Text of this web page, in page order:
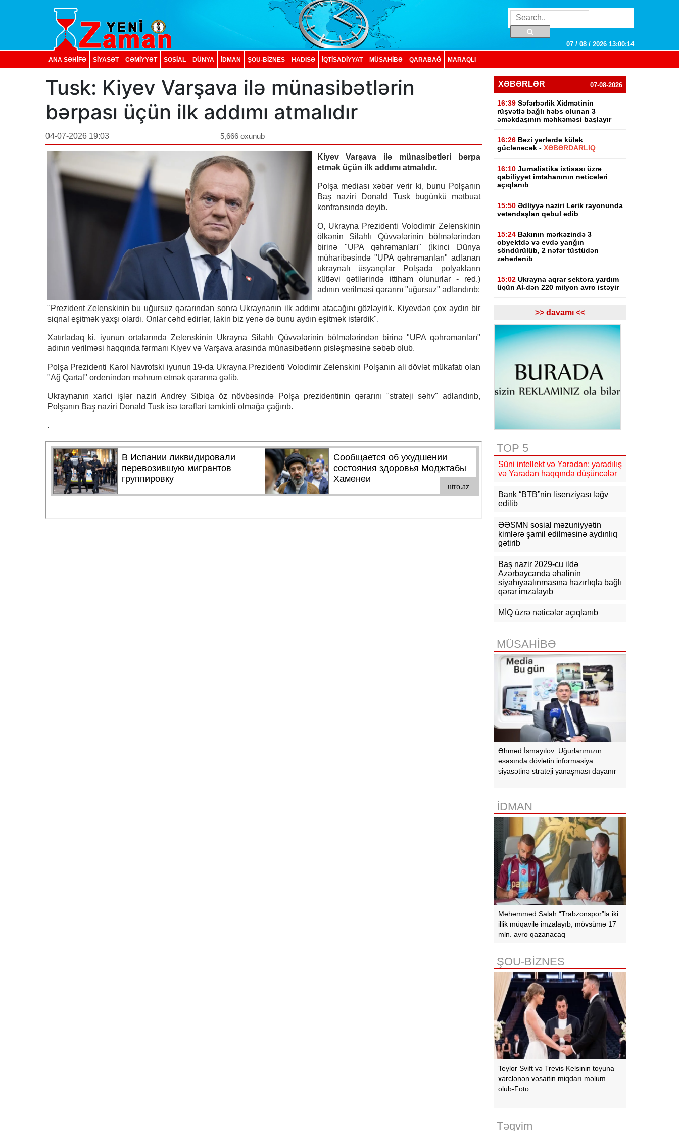
07 / 08 / 2026 13:00:15
ANA SƏHİFƏ SİYASƏT CƏMİYYƏT SOSIAL DÜNYA İDMAN ŞOU-BİZNES HADISƏ İQTISADIYYAT MÜSAHİBƏ QARABAĞ MARAQLI
Tusk: Kiyev Varşava ilə münasibətlərin
bərpası üçün ilk addımı atmalıdır
04-07-2026 19:03 5,666 oxunub
Kiyev Varşava ilə münasibətləri bərpa
etmək üçün ilk addımı atmalıdır.
Polşa mediası xəbər verir ki, bunu Polşanın
Baş naziri Donald Tusk bugünkü mətbuat
konfransında deyib.
O, Ukrayna Prezidenti Volodimir Zelenskinin
ölkənin Silahlı Qüvvələrinin bölmələrindən
birinə "UPA qəhrəmanları" (İkinci Dünya
müharibəsində "UPA qəhrəmanları" adlanan
ukraynalı üsyançılar Polşada polyakların
kütləvi qətllərində ittiham olunurlar - red.)
adının verilməsi qərarını "uğursuz" adlandırıb:
"Prezident Zelenskinin bu uğursuz qərarından sonra Ukraynanın ilk addımı atacağını gözləyirik. Kiyevdən çox aydın bir
siqnal eşitmək yaxşı olardı. Onlar cəhd edirlər, lakin biz yenə də bunu aydın eşitmək istərdik".
Xatırladaq ki, iyunun ortalarında Zelenskinin Ukrayna Silahlı Qüvvələrinin bölmələrindən birinə "UPA qəhrəmanları"
adının verilməsi haqqında fərmanı Kiyev və Varşava arasında münasibətlərın pisləşməsinə səbəb olub.
Polşa Prezidenti Karol Navrotski iyunun 19-da Ukrayna Prezidenti Volodimir Zelenskini Polşanın ali dövlət mükafatı olan
"Ağ Qartal" ordenindən məhrum etmək qərarına gəlib.
Ukraynanın xarici işlər naziri Andrey Sibiqa öz növbəsində Polşa prezidentinin qərarını "strateji səhv" adlandırıb,
Polşanın Baş naziri Donald Tusk isə tərəfləri təmkinli olmağa çağırıb.
.
XƏBƏRLƏR 07-08-2026
16:39 Səfərbərlik Xidmətinin
rüşvətlə bağlı həbs olunan 3
əməkdaşının məhkəməsi başlayır
16:26 Bəzi yerlərdə külək
güclənəcək - XƏBƏRDARLIQ
16:10 Jurnalistika ixtisası üzrə
qabiliyyət imtahanının nəticələri
açıqlanıb
15:50 Ədliyyə naziri Lerik rayonunda
vətəndaşları qəbul edib
15:24 Bakının mərkəzində 3
obyektdə və evdə yanğın
söndürülüb, 2 nəfər tüstüdən
zəhərlənib
15:02 Ukrayna aqrar sektora yardım
üçün Aİ-dən 220 milyon avro istəyir
Türkiyə, Səudiyyə Ərəbistanı
və Pakistan Məkkə Sazişini
imzalayıb: Üzvlərdən birinə hücum
hamısına hücum sayılacaq
14:30
14:07 Xameneinin hərbi müşaviri:
İran Hörmüz boğazında ikinci
marşrutun açılmasına icazə
razılaşma əldə olunub
13:24 Azərbaycan Beynəlxalq
İnvestisiya Forumunun Təşkilat
Komitəsi yaradılıb
- SƏRƏNCAM
13:23
Azərbaycanın Malayziyadakı
səfiri geri çağırılıb, yenisi təyin
13:22 Azərbaycanın Pakistandakı
səfiri dəyişib
13:22Azərbaycan Estoniyaya yeni
səfir təyin edib
13:06 Media və Yayım Şurası
>> davamı <<
TOP 5
Süni intellekt və Yaradan: yaradılış
və Yaradan haqqında düşüncələr
Bank “BTB”nin lisenziyası ləğv
edilib
ƏƏSMN sosial məzuniyyətin
kimlərə şamil edilməsinə aydınlıq
gətirib
Baş nazir 2029-cu ildə
Azərbaycanda əhalinin
siyahıyaalınmasına hazırlıqla bağlı
qərar imzalayıb
MİQ üzrə nəticələr açıqlanıb
MÜSAHİBƏ
Əhməd İsmayılov: Uğurlarımızın
əsasında dövlətin informasiya
siyasətinə strateji yanaşması dayanır
İDMAN
Məhəmməd Salah “Trabzonspor”la iki
illik müqavilə imzalayıb, mövsümə 17
mln. avro qazanacaq
ŞOU-BİZNES
Teylor Svift və Trevis Kelsinin toyuna
xərclənən vəsaitin miqdarı məlum
olub-Foto
Təqvim